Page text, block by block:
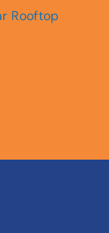
Rooftop